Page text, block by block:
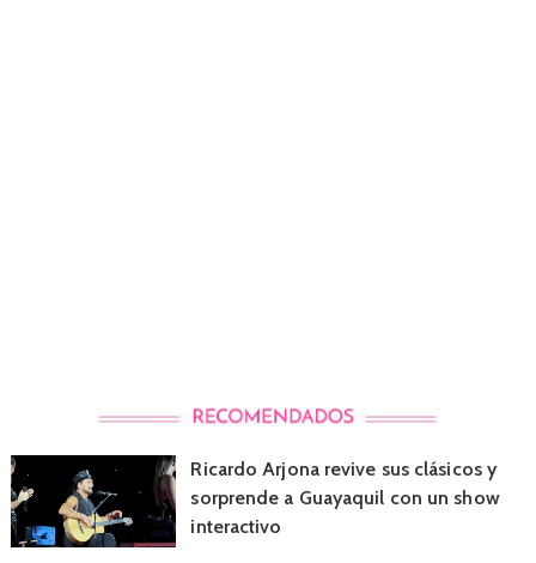
Ricardo Arjona revive sus clásicos y
sorprende a Guayaquil con un show
interactivo